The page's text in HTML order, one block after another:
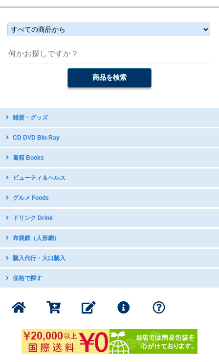
雑貨・グッズ
台湾デザイン
開運グッズ
台湾のお守り
国立故宮博物館公式グッズ
icash2.0 / iPASS
CD DVD Blu-Ray
台湾原住民語CD・DVD
台湾ディスカバリー
台湾オペラDVD
日本アニメDVDで中国語学習
子供向け音楽CD
書籍 Books
中国語教材・辞書
写真集
グラビア・写真集
台湾の漫画・イラスト集
ビューティ＆ヘルス
グルメ Foods
中華菓子
台湾産ドライフルーツ
スナック・お菓子
ドリンク Drink
台湾のお茶
インスタントドリンク
台湾産コーヒー
調味料・スープの素
布袋戯（人形劇）
DVDボックス
DVDボックス（クリアランス）
サントラ：動脈音楽+ダピリ
書籍・印刷物
公式グッズ
購入代行・大口購入
購入代行サービス
価格で探す